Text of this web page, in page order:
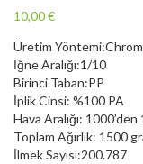
10,00€
Üretim
İğne Aralığı:1/10
Birinci Taban:PP
İplik Cinsi: %100 PA
Hava Aralığı: 1000’den
Toplam Ağırlık: 1500
İlmek Sayısı:200.787